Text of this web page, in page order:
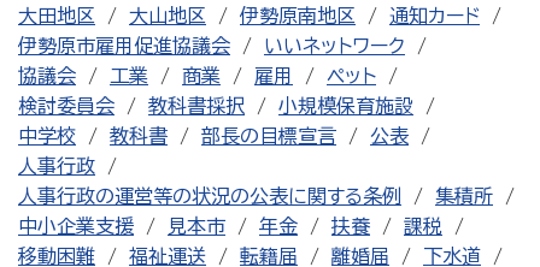
大田地区
大山地区 伊勢原南地区
通知カード
伊勢原市雇用促進協議会
いいネットワーク
協議会
工業 商業 雇用
ペット
検討委員会
教科書採択
小規模保育施設
中学校
教科書 部長の目標宣言
公表
人事行政
人事行政の運営等の状況の公表に関する条例
集積所
中小企業支援
見本市 年金 扶養
課税
移動困難
福祉運送 転籍届 離婚届
下水道